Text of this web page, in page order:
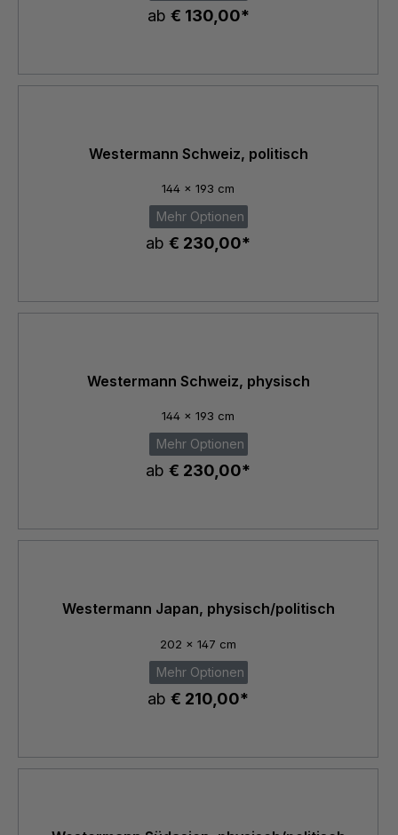
ab € 130,00*
Westermann Schweiz, politisch
144 x 193 cm
Mehr Optionen
ab € 230,00*
Westermann Schweiz, physisch
144 x 193 cm
Mehr Optionen
ab € 230,00*
Westermann Japan, physisch/politisch
202 x 147 cm
Mehr Optionen
ab € 210,00*